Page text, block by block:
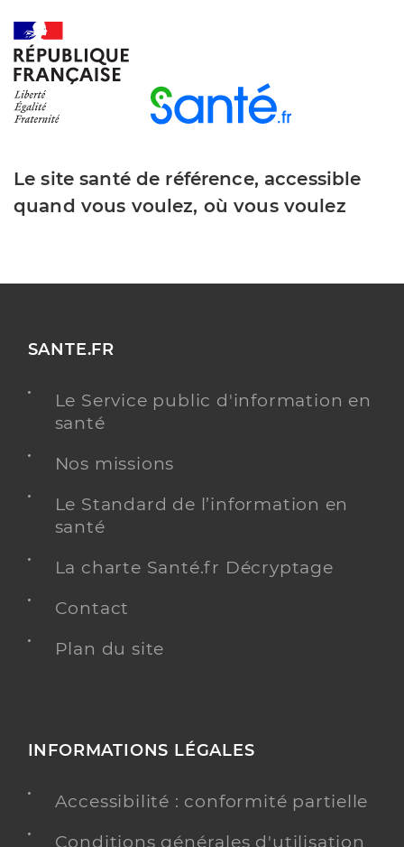
Téléphone
Le site santé de référence, accessible
quand vous voulez, où vous voulez
SANTE.FR
Le Service public d'information en
santé
Nos missions
Le Standard de l’information en
santé
La charte Santé.fr Décryptage
Contact
Plan du site
INFORMATIONS LÉGALES
Accessibilité : conformité partielle
Conditions générales d'utilisation